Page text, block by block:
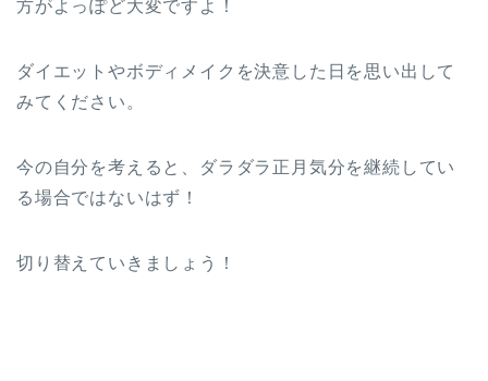
方がよっぽど大変ですよ！
ダイエットやボディメイクを決意した日を思い出して
みてください。
今の自分を考えると、ダラダラ正月気分を継続してい
る場合ではないはず！
切り替えていきましょう！